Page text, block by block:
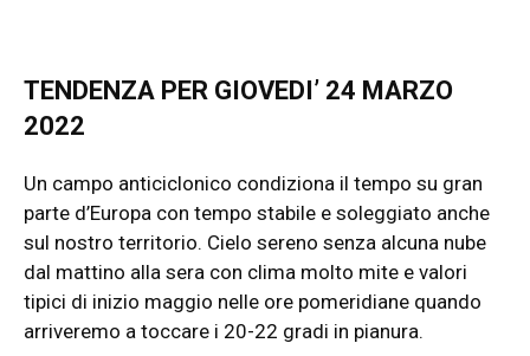
TENDENZA PER GIOVEDI’ 24 MARZO
2022
Un campo anticiclonico condiziona il tempo su gran
parte d’Europa con tempo stabile e soleggiato anche
sul nostro territorio. Cielo sereno senza alcuna nube
dal mattino alla sera con clima molto mite e valori
tipici di inizio maggio nelle ore pomeridiane quando
arriveremo a toccare i 20-22 gradi in pianura.